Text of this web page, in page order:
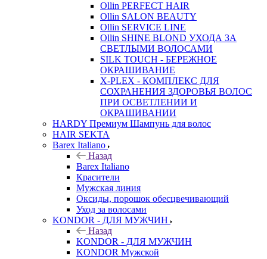
Ollin PERFECT HAIR
Ollin SALON BEAUTY
Ollin SERVICE LINE
Ollin SHINE BLOND УХОДА ЗА
СВЕТЛЫМИ ВОЛОСАМИ
SILK TOUCH - БЕРЕЖНОЕ
ОКРАШИВАНИЕ
X-PLEX - КОМПЛЕКС ДЛЯ
СОХРАНЕНИЯ ЗДОРОВЬЯ ВОЛОС
ПРИ ОСВЕТЛЕНИИ И
ОКРАШИВАНИИ
HARDY Премиум Шампунь для волос
HAIR SEKTA
Barex Italiano
Назад
Barex Italiano
Красители
Мужская линия
Оксиды, порошок обесцвечивающий
Уход за волосами
KONDOR - ДЛЯ МУЖЧИН
Назад
KONDOR - ДЛЯ МУЖЧИН
KONDOR Мужской